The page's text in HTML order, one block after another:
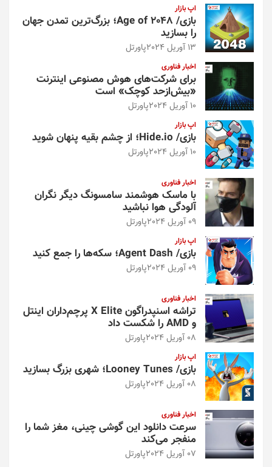
اپ بازار
بازی/ Age of 2048؛ بزرگ‌ترین تمدن جهان
را بسازید
13 آوریل 2024 پاورتل
اخبار فناوری
برای شرکت‌های هوش مصنوعی اینترنت
«بیش‌از‌حد کوچک» است
10 آوریل 2024 پاورتل
اپ بازار
بازی/ Hide.io؛ از چشم بقیه پنهان شوید
10 آوریل 2024 پاورتل
اخبار فناوری
با ماسک هوشمند سامسونگ دیگر نگران
آلودگی هوا نباشید
09 آوریل 2024 پاورتل
اپ بازار
بازی/ Agent Dash؛ سکه‌ها را جمع کنید
09 آوریل 2024 پاورتل
اخبار فناوری
تراشه اسنپدراگون X Elite پرچم‌داران اینتل
و AMD را شکست داد
08 آوریل 2024 پاورتل
اپ بازار
بازی/ Looney Tunes؛ شهری بزرگ بسازید
08 آوریل 2024 پاورتل
اخبار فناوری
سرعت دانلود این گوشی چینی، مغز شما را
منفجر می‌کند
07 آوریل 2024 پاورتل